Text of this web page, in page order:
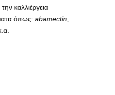
καλλιέργεια
όπως: abamectin